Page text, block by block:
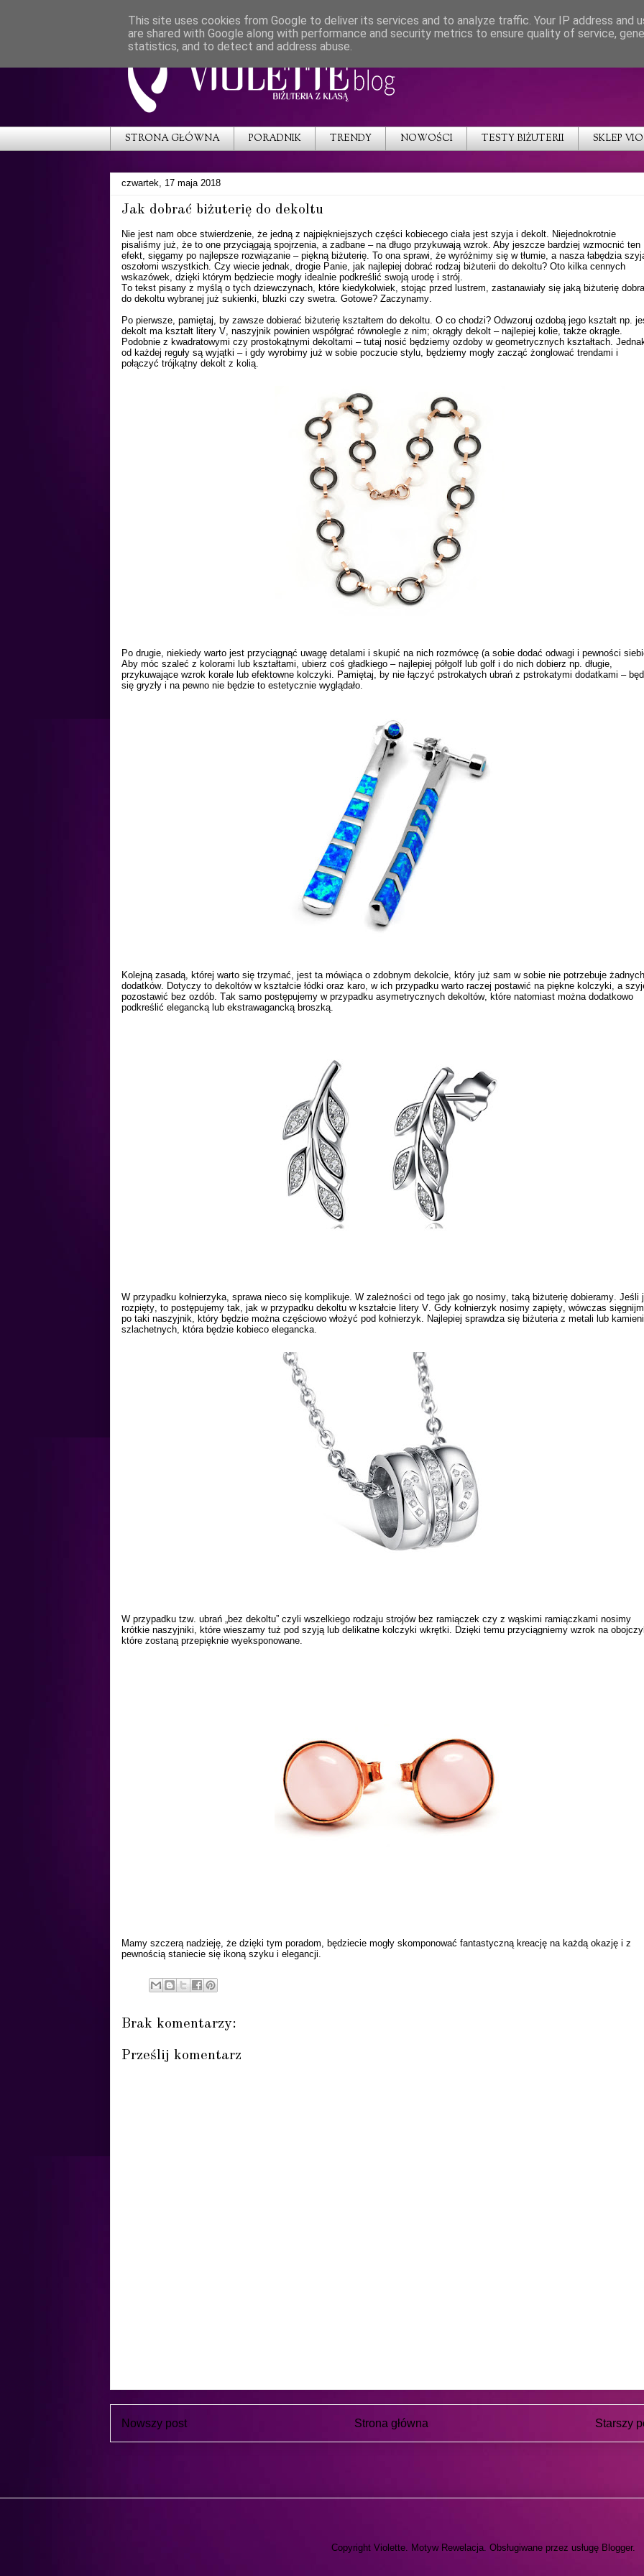
STRONA GŁÓWNA PORADNIK TRENDY NOWOŚCI TESTY BIŻUTERII SKLEP
czwartek, 17 maja 2018
Jak dobrać biżuterię do dekoltu
Nie jest nam obce stwierdzenie, że jedną z najpiękniejszych części kobiecego ciała jest szyja i dekolt. Niejednokrotnie
pisaliśmy już, że to one przyciągają spojrzenia, a zadbane – na długo przykuwają wzrok. Aby jeszcze bardziej wzmocnić ten
efekt, sięgamy po najlepsze rozwiązanie – piękną biżuterię. To ona sprawi, że wyróżnimy się w tłumie, a nasza łabędzia
oszołomi wszystkich. Czy wiecie jednak, drogie Panie, jak najlepiej dobrać rodzaj biżuterii do dekoltu? Oto kilka cennych
wskazówek, dzięki którym będziecie mogły idealnie podkreślić swoją urodę i strój.
To tekst pisany z myślą o tych dziewczynach, które kiedykolwiek, stojąc przed lustrem, zastanawiały się jaką biżuterię
do dekoltu wybranej już sukienki, bluzki czy swetra. Gotowe? Zaczynamy.
Po pierwsze, pamiętaj, by zawsze dobierać biżuterię kształtem do dekoltu. O co chodzi? Odwzoruj ozdobą jego kształt np.
dekolt ma kształt litery V, naszyjnik powinien współgrać równolegle z nim; okrągły dekolt – najlepiej kolie, także okrągłe
Podobnie z kwadratowymi czy prostokątnymi dekoltami – tutaj nosić będziemy ozdoby w geometrycznych kształtach.
od każdej reguły są wyjątki – i gdy wyrobimy już w sobie poczucie stylu, będziemy mogły zacząć żonglować trendami i
połączyć trójkątny dekolt z kolią.
Po drugie, niekiedy warto jest przyciągnąć uwagę detalami i skupić na nich rozmówcę (a sobie dodać odwagi i pewności
Aby móc szaleć z kolorami lub kształtami, ubierz coś gładkiego – najlepiej półgolf lub golf i do nich dobierz np. długie,
przykuwające wzrok korale lub efektowne kolczyki . Pamiętaj, by nie łączyć pstrokatych ubrań z pstrokatymi dodatkami –
się gryzły i na pewno nie będzie to estetycznie wyglądało.
Kolejną zasadą, której warto się trzymać, jest ta mówiąca o zdobnym dekolcie, który już sam w sobie nie potrzebuje żadnych
dodatków. Dotyczy to dekoltów w kształcie łódki oraz karo, w ich przypadku warto raczej postawić na piękne kolczyki , a
pozostawić bez ozdób. Tak samo postępujemy w przypadku asymetrycznych dekoltów, które natomiast można dodatkowo
podkreślić elegancką lub ekstrawagancką broszką.
W przypadku kołnierzyka, sprawa nieco się komplikuje. W zależności od tego jak go nosimy, taką biżuterię dobieramy. Jeśli
rozpięty, to postępujemy tak, jak w przypadku dekoltu w kształcie litery V. Gdy kołnierzyk nosimy zapięty, wówczas
po taki naszyjnik, który będzie można częściowo włożyć pod kołnierzyk. Najlepiej sprawdza się biżuteria z metali lub kamieni
szlachetnych , która będzie kobieco elegancka.
W przypadku tzw. ubrań „bez dekoltu” czyli wszelkiego rodzaju strojów bez ramiączek czy z wąskimi ramiączkami nosimy
krótkie naszyjniki, które wieszamy tuż pod szyją lub delikatne kolczyki wkrętki . Dzięki temu przyciągniemy wzrok na
które zostaną przepięknie wyeksponowane.
Mamy szczerą nadzieję, że dzięki tym poradom, będziecie mogły skomponować fantastyczną kreację na każdą okazję i z
pewnością staniecie się ikoną szyku i elegancji.
Brak komentarzy:
Prześlij komentarz
Nowszy post Starszy
Strona główna
Copyright Violette. Motyw Rewelacja. Obsługiwane przez usługę Blogger.
This site uses cookies from Google to deliver its services and to analyze traffic. Your IP address and
are shared with Google along with performance and security metrics to ensure quality of service,
statistics, and to detect and address abuse.